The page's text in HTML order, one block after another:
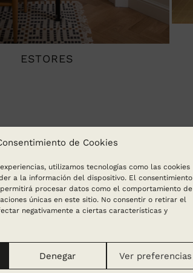
de Cookies
utilizamos tecnologías como las cookies
a la información del dispositivo. El consentimiento
procesar datos como el comportamiento de
únicas en este sitio. No consentir o retirar el
negativamente a ciertas características y
Denegar Ver preferencias
ESTORES